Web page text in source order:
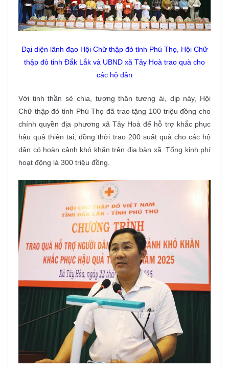
Đại diện lãnh đạo Hội Chữ thập đỏ tỉnh Phú Thọ, Hội Chữ
thập đỏ tỉnh Đắk Lắk và UBND xã Tây Hoà trao quà cho
các hộ dân
Với tinh thần sẻ chia, tương thân tương ái, dịp này, Hội
Chữ thập đỏ tỉnh Phú Thọ đã trao tặng 100 triệu đồng cho
chính quyền địa phương xã Tây Hoà để hỗ trợ khắc phục
hậu quả thiên tai; đồng thời trao 200 suất quà cho các hộ
dân có hoàn cảnh khó khăn trên địa bàn xã. Tổng kinh phí
hoạt động là 300 triệu đồng.